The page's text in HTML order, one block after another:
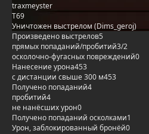
traxmeyster
T69
Уничтожен выстрелом (Dims_geroj)
Произведено выстрелов5
прямых попаданий/пробитий3/2
осколочно-фугасных повреждений0
Нанесение урона453
с дистанции свыше 300 м453
Получено попаданий4
пробитий4
не нанёсших урон0
Получено попаданий осколками1
Урон, заблокированный бронёй0